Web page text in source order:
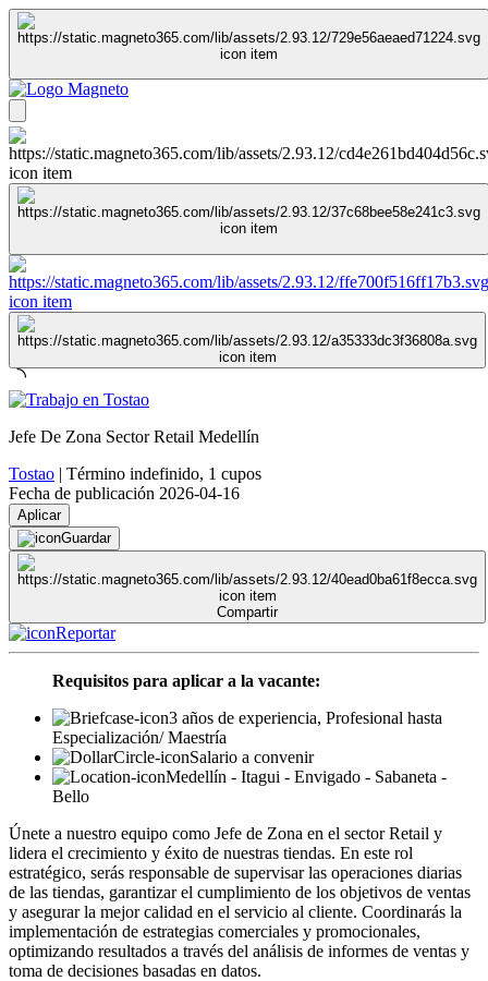
Jefe De Zona Sector Retail Medellín
Tostao | Término indefinido, 1 cupos
Fecha de publicación 2026-04-16
Aplicar
Guardar
Compartir
Reportar
Requisitos para aplicar a la vacante:
3 años de experiencia, Profesional hasta
Especialización/ Maestría
Salario a convenir
Medellín - Itagui - Envigado - Sabaneta -
Bello
Únete a nuestro equipo como Jefe de Zona en el sector Retail y
lidera el crecimiento y éxito de nuestras tiendas. En este rol
estratégico, serás responsable de supervisar las operaciones diarias
de las tiendas, garantizar el cumplimiento de los objetivos de ventas
y asegurar la mejor calidad en el servicio al cliente. Coordinarás la
implementación de estrategias comerciales y promocionales,
optimizando resultados a través del análisis de informes de ventas y
toma de decisiones basadas en datos.